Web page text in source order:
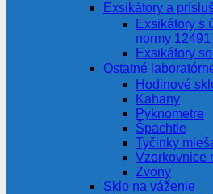
Exsikátory a
Exsikátory s
normy 12491
Exsikátory
Ostatné
Hodinové
Kahany
Pyknometre
Špachtle
Tyčinky
Vzorkovnice
Zvony
Sklo na váženie